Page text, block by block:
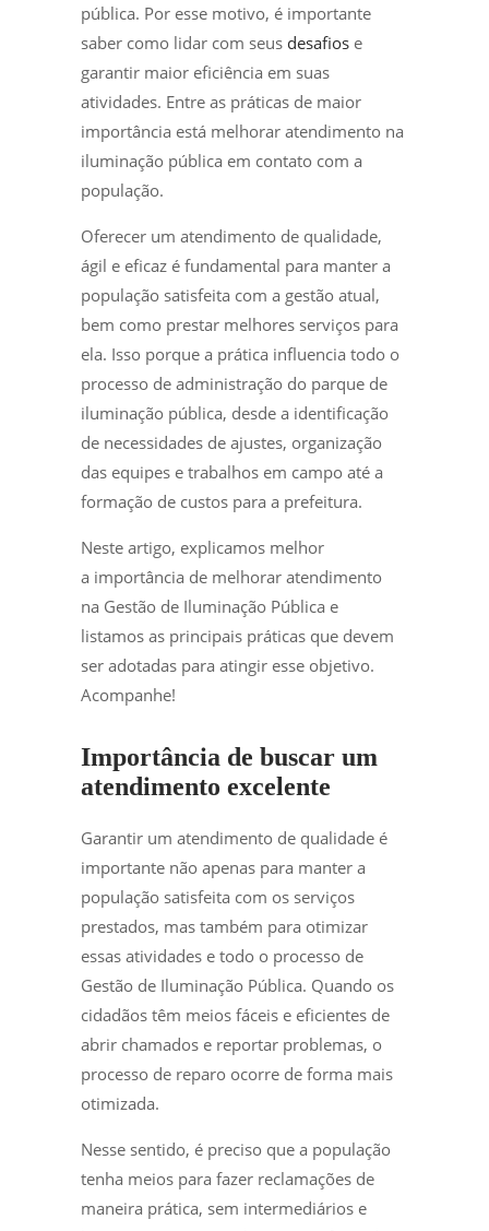
pública. Por esse motivo, é importante
saber como lidar com seus desafios e
garantir maior eficiência em suas
atividades. Entre as práticas de maior
importância está melhorar atendimento na
iluminação pública em contato com a
população.
Oferecer um atendimento de qualidade,
ágil e eficaz é fundamental para manter a
população satisfeita com a gestão atual,
bem como prestar melhores serviços para
ela. Isso porque a prática influencia todo o
processo de administração do parque de
iluminação pública, desde a identificação
de necessidades de ajustes, organização
das equipes e trabalhos em campo até a
formação de custos para a prefeitura.
Neste artigo, explicamos melhor
a importância de melhorar atendimento
na Gestão de Iluminação Pública e
listamos as principais práticas que devem
ser adotadas para atingir esse objetivo.
Acompanhe!
Importância de buscar um
atendimento excelente
Garantir um atendimento de qualidade é
importante não apenas para manter a
população satisfeita com os serviços
prestados, mas também para otimizar
essas atividades e todo o processo de
Gestão de Iluminação Pública. Quando os
cidadãos têm meios fáceis e eficientes de
abrir chamados e reportar problemas, o
processo de reparo ocorre de forma mais
otimizada.
Nesse sentido, é preciso que a população
tenha meios para fazer reclamações de
maneira prática, sem intermediários e